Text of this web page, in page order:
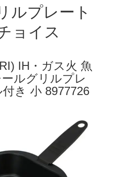
ルプレート
ョイス
IH・ガス火 魚
ルグリルプレ
き 小 8977726